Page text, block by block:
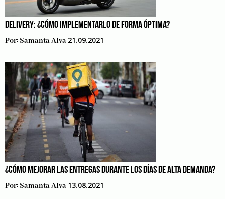
DELIVERY: ¿CÓMO IMPLEMENTARLO DE FORMA ÓPTIMA?
Por:Samanta Alva 21.09.2021
¿CÓMO MEJORAR LAS ENTREGAS DURANTE LOS DÍAS DE ALTA DEMANDA?
Por:Samanta Alva 13.08.2021